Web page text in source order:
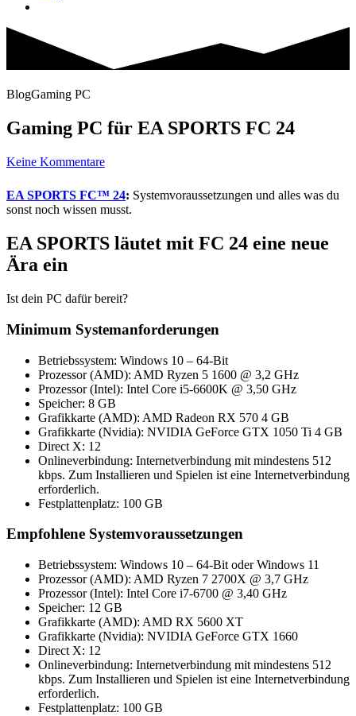
BlogGaming PC
Gaming PC für EA SPORTS FC 24
Keine Kommentare
EA SPORTS FC™ 24: Systemvoraussetzungen und alles was du
sonst noch wissen musst.
EA SPORTS läutet mit FC 24 eine neue
Ära ein
Ist dein PC dafür bereit?
Minimum Systemanforderungen
Betriebssystem: Windows 10 – 64-Bit
Prozessor (AMD): AMD Ryzen 5 1600 @ 3,2 GHz
Prozessor (Intel): Intel Core i5-6600K @ 3,50 GHz
Speicher: 8 GB
Grafikkarte (AMD): AMD Radeon RX 570 4 GB
Grafikkarte (Nvidia): NVIDIA GeForce GTX 1050 Ti 4 GB
Direct X: 12
Onlineverbindung: Internetverbindung mit mindestens 512
kbps. Zum Installieren und Spielen ist eine Internetverbindung
erforderlich.
Festplattenplatz: 100 GB
Empfohlene Systemvoraussetzungen
Betriebssystem: Windows 10 – 64-Bit oder Windows 11
Prozessor (AMD): AMD Ryzen 7 2700X @ 3,7 GHz
Prozessor (Intel): Intel Core i7-6700 @ 3,40 GHz
Speicher: 12 GB
Grafikkarte (AMD): AMD RX 5600 XT
Grafikkarte (Nvidia): NVIDIA GeForce GTX 1660
Direct X: 12
Onlineverbindung: Internetverbindung mit mindestens 512
kbps. Zum Installieren und Spielen ist eine Internetverbindung
erforderlich.
Festplattenplatz: 100 GB